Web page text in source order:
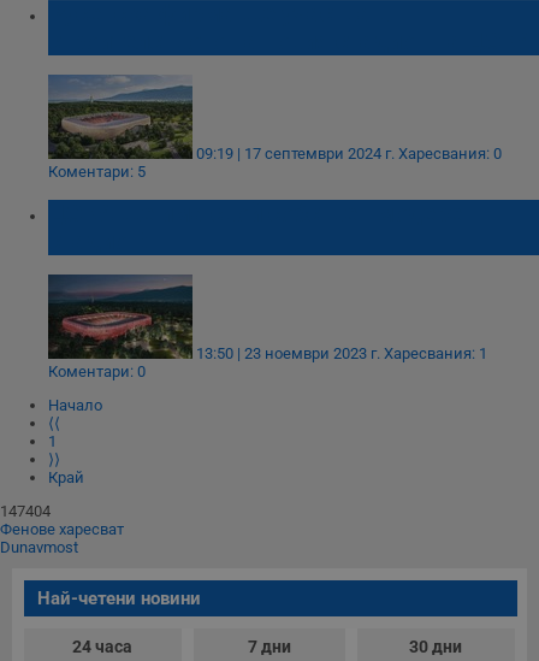
09:19 | 17 септември 2024 г. Харесвания: 0
Коментари: 5
13:50 | 23 ноември 2023 г. Харесвания: 1
Коментари: 0
Начало
⟨⟨
1
⟩⟩
Край
147404
Фенове харесват
Dunavmost
Най-четени новини
24 часа 7 дни 30 дни